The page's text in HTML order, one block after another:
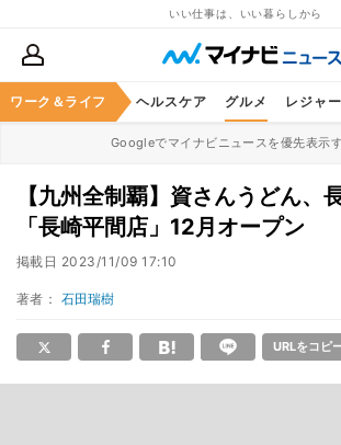
いい仕事は、いい暮らしから
ワーク＆ライフ
マネー 暮らし ヘルスケア グルメ レジャー
Googleでマイナビニュースを優先表示
【九州全制覇】資さんうどん、
「長崎平間店」12月オープン
掲載日 2023/11/09 17:10
著者： 石田瑞樹
URLをコピ